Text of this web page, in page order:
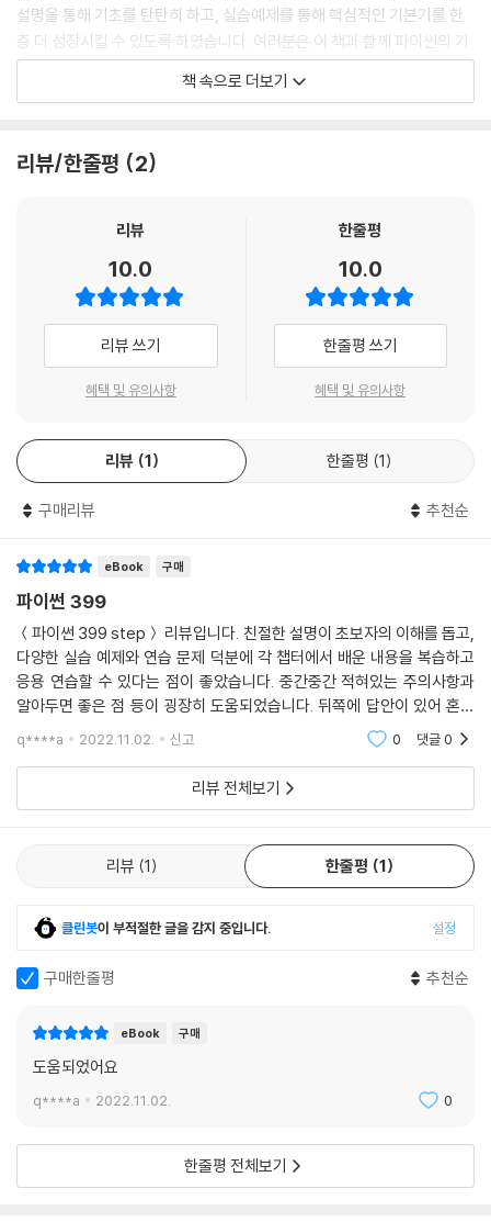
CHAPTER 08 제어문
STEP 02 while문
핵심 요약
CHAPTER 09 함수
STEP 01 함수의 개념
STEP 03 람다 함수(Lambda Function)
핵심 요약
CHAPTER 10 모듈과 클래스
STEP 01 모듈
STEP 04 예외 처리
핵심 요약
연습 문제
CHAPTER 11 정규 표현식
STEP 01 Raw String
STEP 02 re 모듈
STEP 04 정규식 관련 메소드
CHAPTER 12 파일 입출력
STEP 01 파일 열기
STEP 03 CSV 파일
STEP 05 with
핵심 요약
CHAPTER 13 거북이 그래픽
설명을 통해 기초를 탄탄히 하고, 실습예제를 통해 핵심적인 기본기를 한
층 더 성장시킬 수 있도록 하였습니다. 여러분은 이 책과 함께 파이썬의 기
초를 확실히 익히고, 매 단원마다 실습 예제를 통해 직접 생각을 하면서 코
딩을 해보며 빠르게 실력이 늘 것입니다. 우리에겐 무언가에 몰두하여 시
떠나볼까요?
책 속으로 더보기
리뷰/한줄평 2
리뷰
10.0
리뷰 쓰기
혜택 및 유의사항
한줄평
10.0
한줄평 쓰기
혜택 및 유의사항
리뷰 1 한줄평 1
구매리뷰 추천순
eBook 구매
파이썬 399
＜파이썬 399 step＞ 리뷰입니다. 친절한 설명이 초보자의 이해를 돕고,
다양한 실습 예제와 연습 문제 덕분에 각 챕터에서 배운 내용을 복습하고
응용 연습할 수 있다는 점이 좋았습니다. 중간중간 적혀있는 주의사항과
알아두면 좋은 점 등이 굉장히 도움되었습니다. 뒤쪽에 답안이 있어 혼자
공부하기도 좋아요. 이 책을 통해 기초를 다진 후, 응용으로 넘어가기 딱 좋
은 것 같습니다.
q****a 2022.11.02. 신고 0 댓글0
리뷰 전체보기
리뷰 1 한줄평 1
클린봇이 부적절한 글을 감지 중입니다. 설정
구매한줄평 추천순
eBook 구매
도움되었어요
q****a 2022.11.02. 0
한줄평 전체보기